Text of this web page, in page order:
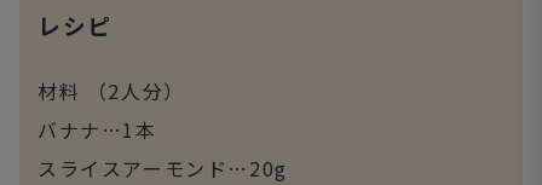
レシピ
材料 （2人分）
バナナ…1本
スライスアーモンド…20g